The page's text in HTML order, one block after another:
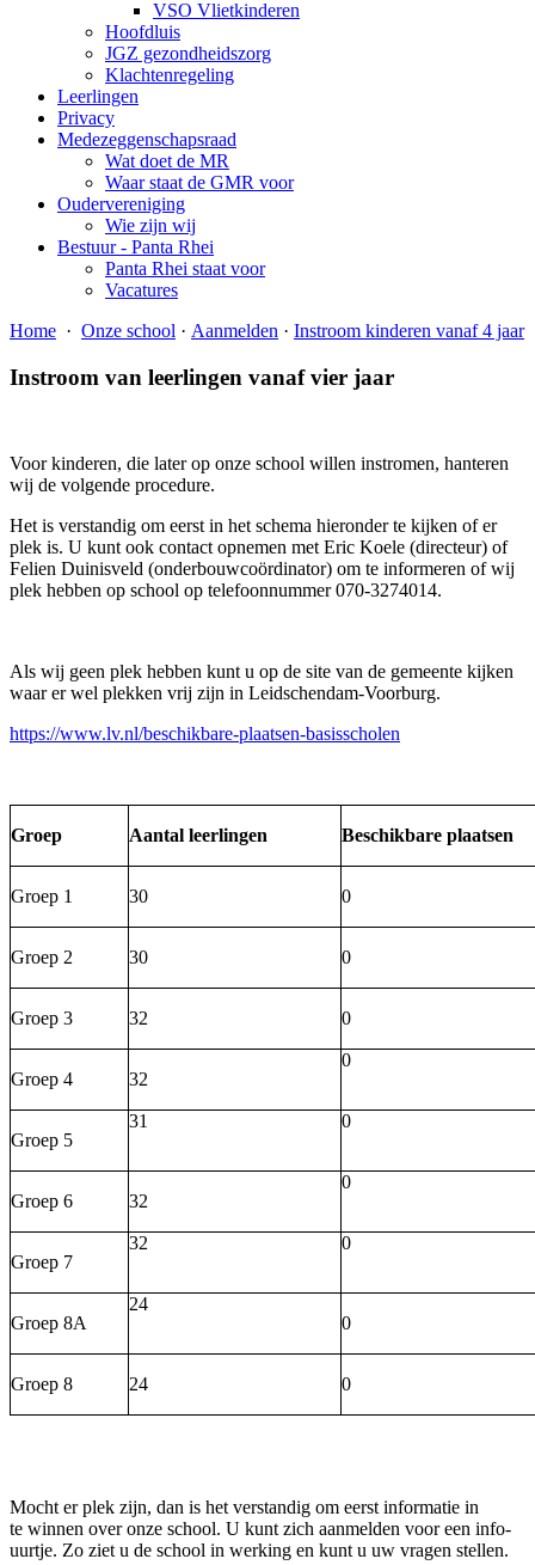
VSO Vlietkinderen
Hoofdluis
JGZ gezondheidszorg
Klachtenregeling
Leerlingen
Privacy
Medezeggenschapsraad
Wat doet de MR
Waar staat de GMR voor
Oudervereniging
Wie zijn wij
Bestuur - Panta Rhei
Panta Rhei staat voor
Vacatures
Home · Onze school · Aanmelden · Instroom kinderen vanaf 4 jaar
Instroom van leerlingen vanaf vier jaar
Voor kinderen, die later op onze school willen instromen, hanteren
wij de volgende procedure.
Het is verstandig om eerst in het schema hieronder te kijken of er
plek is. U kunt ook contact opnemen met Eric Koele (directeur) of
Felien Duinisveld (onderbouwcoördinator) om te informeren of wij
plek hebben op school op telefoonnummer 070-3274014.
Als wij geen plek hebben kunt u op de site van de gemeente kijken
waar er wel plekken vrij zijn in Leidschendam-Voorburg.
https://www.lv.nl/beschikbare-plaatsen-basisscholen
Groep Aantal leerlingen Beschikbare plaatsen
Groep 1 30 0
Groep 2 30 0
Groep 3 32 0
Groep 4 32
0
Groep 5
31 0
Groep 6 32
0
Groep 7
32 0
Groep 8A
24
0
Groep 8 24 0
Mocht er plek zijn, dan is het verstandig om eerst informatie in
te winnen over onze school. U kunt zich aanmelden voor een info-
uurtje. Zo ziet u de school in werking en kunt u uw vragen stellen.